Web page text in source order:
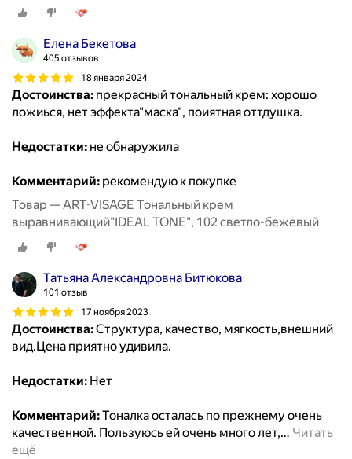
Елена Бекетова
405 отзывов
18 января 2024
Достоинства: прекрасный тональный крем: хорошо
ложиься, нет эффекта"маска", поиятная оттдушка.
Недостатки: не обнаружила
Комментарий: рекомендую к покупке
Товар — ART-VISAGE Тональный крем
выравнивающий"IDEAL TONE", 102 светло-бежевый
Татьяна Александровна Битюкова
101 отзыв
17 ноября 2023
Достоинства:Структура, качество, мягкость,внешний
вид.Цена приятно удивила.
Недостатки: Нет
Комментарий:Тоналка осталась по прежнему очень
качественной. Пользуюсь ей очень много лет,… Читать
ещё